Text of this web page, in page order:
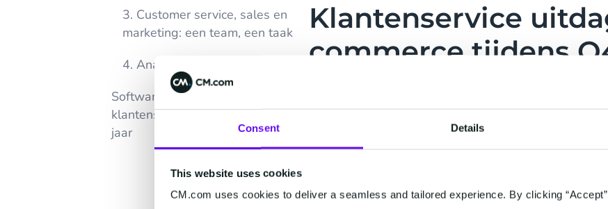
Consent Details
This website uses cookies
CM.com uses cookies to deliver a seamless and tailored experience. By clicking
3. Customer service, sales en
marketing: een team, een taak
4. Analyseren kun je leren
Software voor de beste
klantenservice tijdens het hele
jaar
Klantenservice
commerce tijdens
Laten we beginnen met de meest voor de
Q4. Ook als is jouw website er helemaal klaar
retourzendingen enzovoort. Ben je compleet